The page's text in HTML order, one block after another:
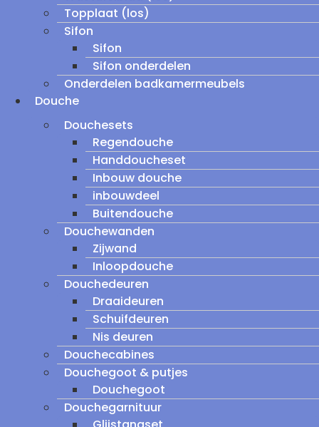
Topplaat (los)
Sifon
Sifon
Sifon onderdelen
Onderdelen badkamermeubels
Douche
Douchesets
Regendouche
Handdoucheset
Inbouw douche
inbouwdeel
Buitendouche
Douchewanden
Zijwand
Inloopdouche
Douchedeuren
Draaideuren
Schuifdeuren
Nis deuren
Douchecabines
Douchegoot & putjes
Douchegoot
Douchegarnituur